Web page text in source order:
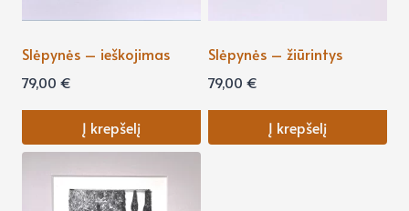
Slėpynės – ieškojimas
79,00 €
Į krepšelį
Slėpynės – žiūrintys
79,00 €
Į krepšelį